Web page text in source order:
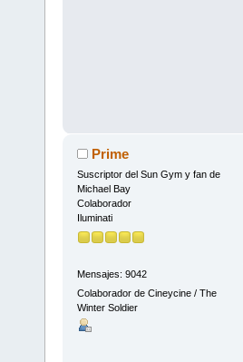
Prime
Suscriptor del Sun Gym y fan de
Michael Bay
Colaborador
Iluminati
Mensajes: 9042
Colaborador de Cineycine / The
Winter Soldier